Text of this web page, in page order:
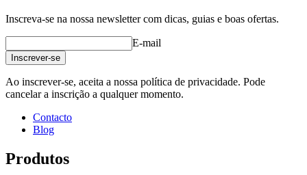
Inscreva-se na nossa newsletter com dicas, guias e boas ofertas.
E-mail
Inscrever-se
Ao inscrever-se, aceita a nossa política de privacidade. Pode
cancelar a inscrição a qualquer momento.
Contacto
Blog
Produtos